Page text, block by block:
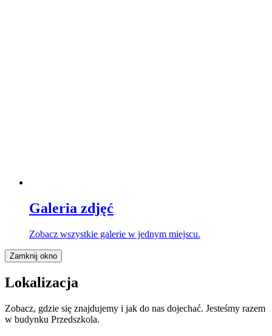
Galeria zdjęć
Zobacz wszystkie galerie w jednym miejscu.
Zamknij okno
Lokalizacja
Zobacz, gdzie się znajdujemy i jak do nas dojechać. Jesteśmy razem
w budynku Przedszkola.